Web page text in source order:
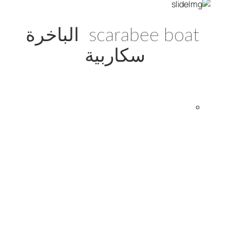
scarabee boat الباخرة
سكاربية